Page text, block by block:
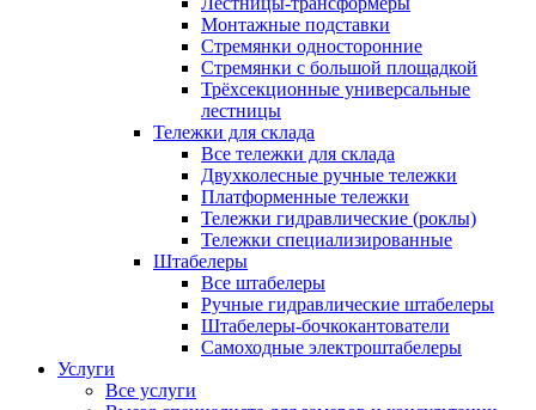
Монтажные подставки
Стремянки односторонние
Стремянки с большой площадкой
Трёхсекционные универсальные
лестницы
Тележки для склада
Все тележки для склада
Двухколесные ручные тележки
Платформенные тележки
Тележки гидравлические (роклы)
Тележки специализированные
Штабелеры
Все штабелеры
Ручные гидравлические штабелеры
Штабелеры-бочкокантователи
Самоходные электроштабелеры
Услуги
Все услуги